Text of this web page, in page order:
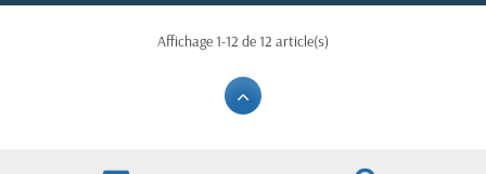
Affichage 1-12 de 12 article(s)